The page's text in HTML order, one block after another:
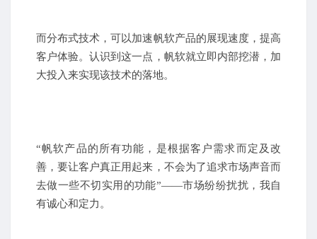
而分布式技术，可以加速帆软产品的展现速度，提高
客户体验。认识到这一点，帆软就立即内部挖潜，加
大投入来实现该技术的落地。
“帆软产品的所有功能，是根据客户需求而定及改
善，要让客户真正用起来，不会为了追求市场声音而
去做一些不切实用的功能”——市场纷纷扰扰，我自
有诚心和定力。